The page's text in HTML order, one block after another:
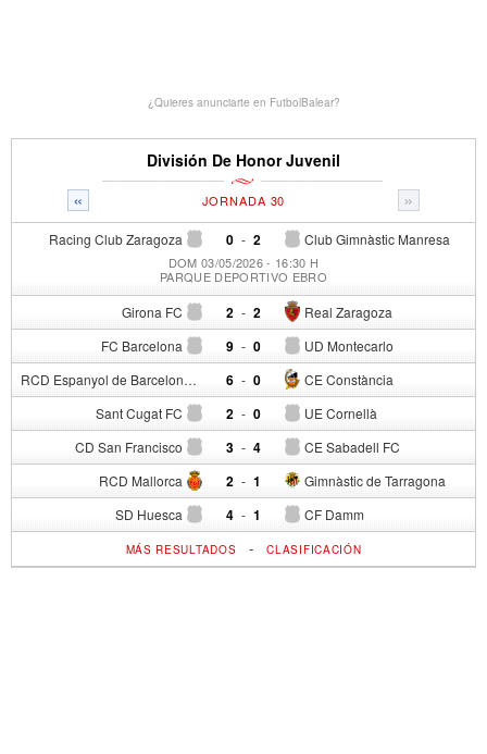
¿Quieres anunciarte en FutbolBalear?
División De Honor Juvenil
« »
JORNADA 30
Racing Club Zaragoza 0 - Club Gimnàstic Manresa
2
DOM 03/05/2026 - 16:30 H
PARQUE DEPORTIVO EBRO
Girona FC 2 - Real Zaragoza
2
FC Barcelona 9 - UD Montecarlo
0
RCD Espanyol de Barcelona 6 - CE Constància
0
Sant Cugat FC 2 - UE Cornellà
0
CD San Francisco 3 - CE Sabadell FC
4
RCD Mallorca 2 - Gimnàstic de Tarragona
1
SD Huesca 4 - CF Damm
1
MÁS RESULTADOS -CLASIFICACIÓN